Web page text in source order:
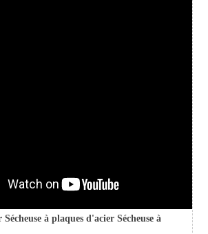
à plaques d'acier Sécheuse à